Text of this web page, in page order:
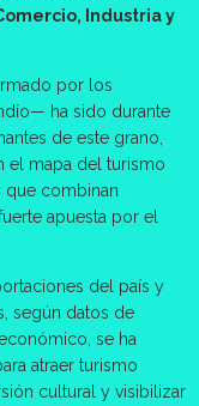
Industria y
por los
ha sido durante
de este grano,
el mapa del turismo
que combinan
apuesta por el
del país y
según datos de
se ha
atraer turismo
cultural y visibilizar